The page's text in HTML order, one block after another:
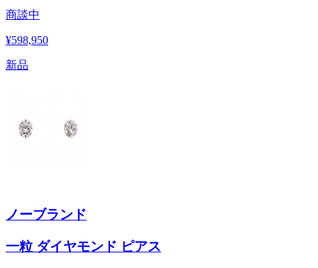
商談中
¥598,950
新品
ノーブランド
一粒 ダイヤモンド ピアス